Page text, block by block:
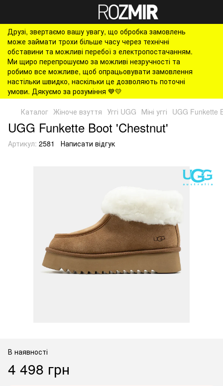
Друзі, звертаємо вашу увагу, що обробка замовлень
може займати трохи більше часу через технічні
обставини та можливі перебої з електропостачанням.
Ми щиро перепрошуємо за можливі незручності та
робимо все можливе, щоб опрацьовувати замовлення
настільки швидко, наскільки це дозволяють поточні
умови. Дякуємо за розуміння 💙💛
Каталог Жіноче взуття Уггі UGG Міні уггі UGG Funkette
UGG Funkette Boot 'Chestnut'
Артикул: 2581 Написати відгук
В наявності
4 498 грн